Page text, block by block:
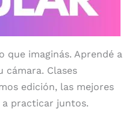
que imaginás. Aprendé a
cámara. Clases
edición, las mejores
a practicar juntos.